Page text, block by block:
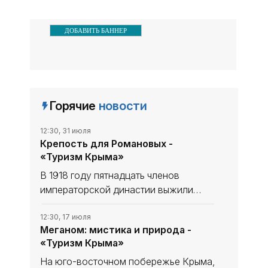
ДОБАВИТЬ БАННЕР
Горячие новости
12:30, 31 июля
Крепость для Романовых -
«Туризм Крыма»
В 1918 году пятнадцать членов
императорской династии выжили
крымского имения Дюльбер.
Ялтинские матросы требовали
расстрела, севастопольские - встали
на защиту
12:30, 17 июля
Меганом: мистика и природа -
«Туризм Крыма»
На юго-восточном побережье Крыма,